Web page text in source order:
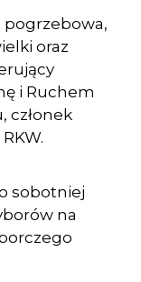
pogrzebowa,
oraz
i Ruchem
członek
sobotniej
na